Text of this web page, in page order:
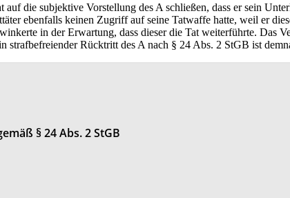
die subjektive Vorstellung des A schließen, dass er sein
ebenfalls keinen Zugriff auf seine Tatwaffe hatte, weil er
in der Erwartung, dass dieser die Tat weiterführte. Das
Rücktritt des A nach § 24 Abs. 2 StGB ist
§ 24 Abs. 2 StGB